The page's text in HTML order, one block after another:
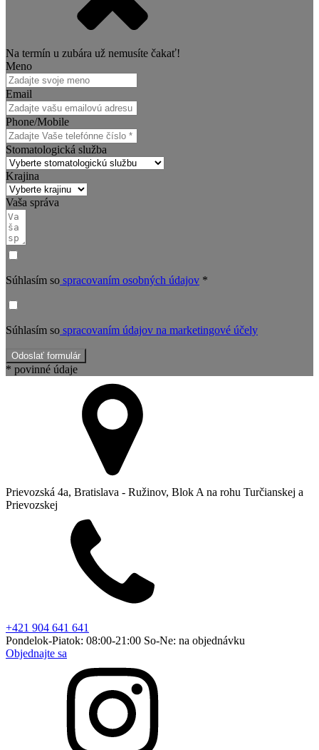
Na termín u zubára už nemusíte čakať!
Meno
Email
Phone/Mobile
Stomatologická služba
Krajina
Vaša správa
Súhlasím so spracovaním osobných údajov *
Súhlasím so spracovaním údajov na marketingové účely
Odoslať formulár
* povinné údaje
Prievozská 4a, Bratislava - Ružinov, Blok A na rohu Turčianskej a
Prievozskej
+421 904 641 641
Pondelok-Piatok: 08:00-21:00 So-Ne: na objednávku
Objednajte sa